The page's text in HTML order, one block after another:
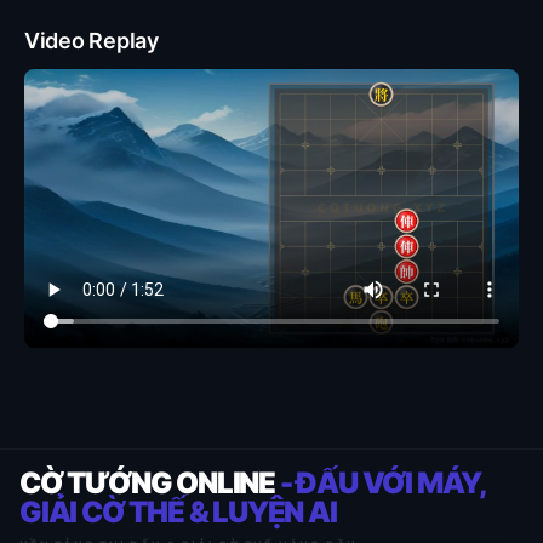
Video Replay
CỜ TƯỚNG ONLINE- ĐẤU VỚI MÁY,
GIẢI CỜ THẾ & LUYỆN AI